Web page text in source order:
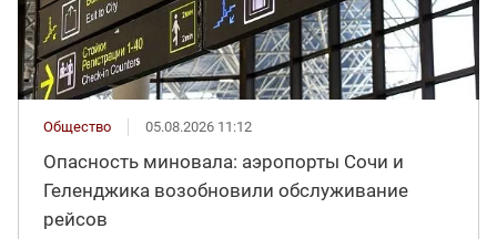
Общество 05.08.2026 11:12
Опасность миновала: аэропорты Сочи и
Геленджика возобновили обслуживание
рейсов